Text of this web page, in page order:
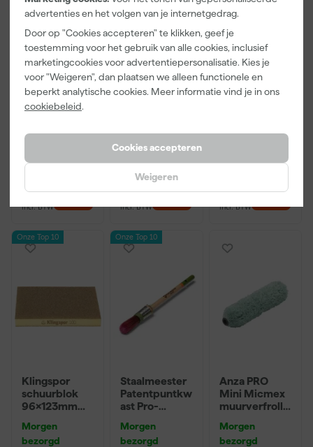
advertenties en het volgen van je internetgedrag.
Door op "Cookies accepteren" te klikken, geef je
toestemming voor het gebruik van alle cookies, inclusief
marketingcookies voor advertentiepersonalisatie. Kies je
voor "Weigeren", dan plaatsen we alleen functionele en
beperkt analytische cookies. Meer informatie vind je in ons
cookiebeleid.
Cookies accepteren
Weigeren
Little Greene
Absolute Matt
- op kleur
gemengd -
bezorgd
13,50
incl. BTW
Kip Tape
3308-24
bezorgd
6,50
incl. BTW
Go!Paint Roll
And Go
Verfbak -
bezorgd
3,99
incl. BTW
Onze Top 10
Klingspor
schuurblok
96x123mm
Morgen
bezorgd
Onze Top 10
Staalmeester
Patentpuntkw
ast Pro-
10 (2cm)
Morgen
bezorgd
Anza PRO
Mini Micmex
muurverfrolle
Morgen
bezorgd